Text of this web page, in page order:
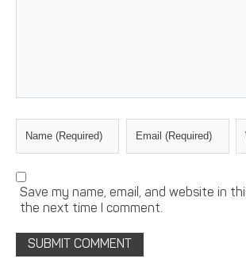
Save my name, email, and website in
the next time I comment.